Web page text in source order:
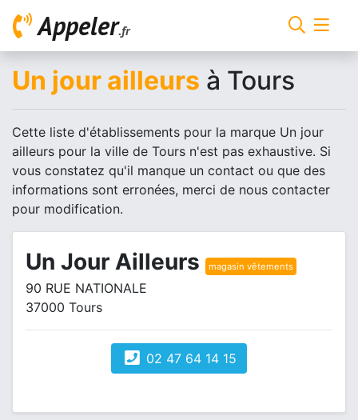
Appeler.fr
Un jour ailleurs à Tours
Cette liste d'établissements pour la marque Un jour
ailleurs pour la ville de Tours n'est pas exhaustive. Si
vous constatez qu'il manque un contact ou que des
informations sont erronées, merci de nous contacter
pour modification.
Un Jour Ailleurs magasin vêtements
90 RUE NATIONALE
37000 Tours
02 47 64 14 15